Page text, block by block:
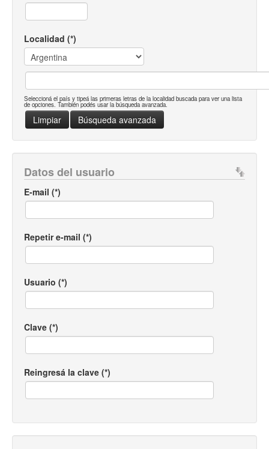
Localidad (*)
Seleccioná el país y tipeá las primeras letras de la localidad buscada para ver una lista
de opciones. También podés usar la búsqueda avanzada.
Datos del usuario
E-mail (*)
Repetir e-mail (*)
Usuario (*)
Clave (*)
Reingresá la clave (*)